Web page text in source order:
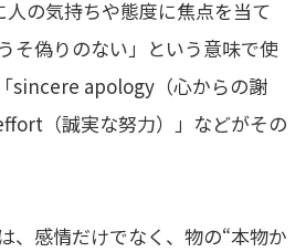
人の気持ちや態度に焦点を当て
そ偽りのない」という意味で使
sincere apology（心からの謝
（誠実な努力）」などがその
、感情だけでなく、物の“本物か